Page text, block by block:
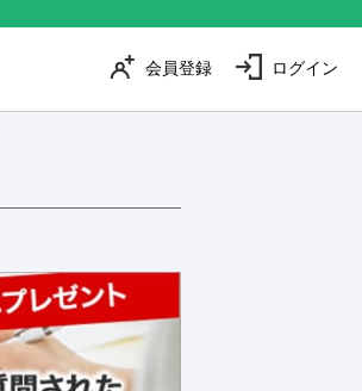
ログイン
会員登録